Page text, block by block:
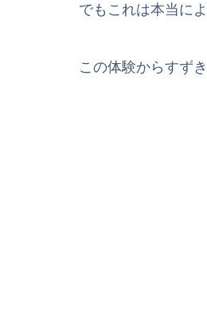
でもこれは本当に
この体験からすず